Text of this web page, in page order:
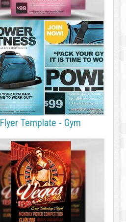
Flyer Template - Gym